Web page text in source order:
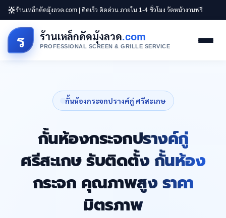
ร้านเหล็กดัดมุ้งลวด.com | ติดเร็ว ติดด่วน ภายใน 1-4 ชั่วโมง วัดหน้างานฟรี
ร ร้านเหล็กดัดมุ้งลวด.com
PROFESSIONAL SCREEN & GRILLE SERVICE
กั้นห้องกระจกปรางค์กู่ ศรีสะเกษ
กั้นห้องกระจกปรางค์กู่
ศรีสะเกษ รับติดตั้ง กั้นห้อง
กระจก คุณภาพสูง ราคา
มิตรภาพ